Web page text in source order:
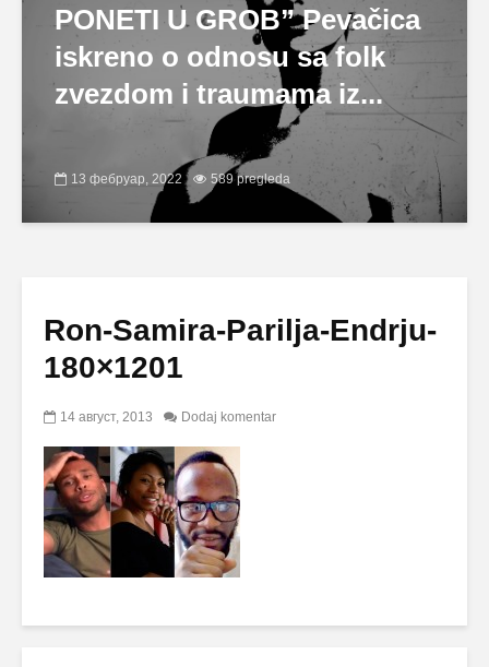
PONETI U GROB” Pevačica
iskreno o odnosu sa folk
zvezdom i traumama iz...
13 фебруар, 2022 589 pregleda
Ron-Samira-Parilja-Endrju-
180×1201
14 август, 2013 Dodaj komentar